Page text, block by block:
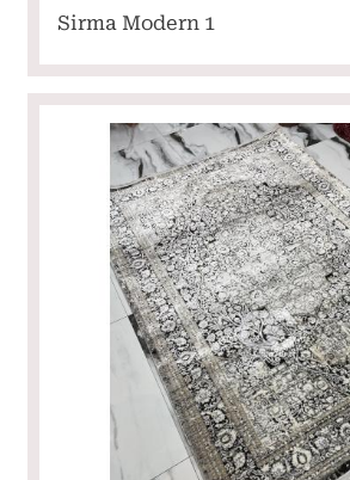
Sirma Modern 1